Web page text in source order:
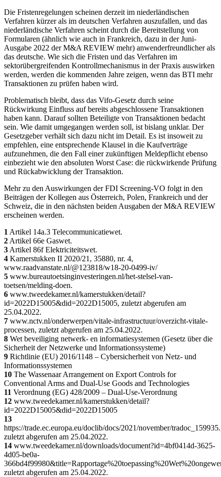
Die Fristenregelungen scheinen derzeit im niederländischen
Verfahren kürzer als im deutschen Verfahren auszufallen, und das
niederländische Verfahren scheint durch die Bereitstellung von
Formularen (ähnlich wie auch in Frankreich, dazu in der Juni-
Ausgabe 2022 der M&A REVIEW mehr) anwenderfreundlicher als
das deutsche. Wie sich die Fristen und das Verfahren im
sektorübergreifenden Kontrollmechanismus in der Praxis auswirken
werden, werden die kommenden Jahre zeigen, wenn das BTI mehr
Transaktionen zu prüfen haben wird.
Problematisch bleibt, dass das Vifo-Gesetz durch seine
Rückwirkung Einfluss auf bereits abgeschlossene Transaktionen
haben kann. Darauf sollten Beteiligte von Transaktionen bedacht
sein. Wie damit umgegangen werden soll, ist bislang unklar. Der
Gesetzgeber verhält sich dazu nicht im Detail. Es ist insoweit zu
empfehlen, eine entsprechende Klausel in die Kaufverträge
aufzunehmen, die den Fall einer zukünftigen Meldepflicht ebenso
einbezieht wie den absoluten Worst Case: die rückwirkende Prüfung
und Rückabwicklung der Transaktion.
Mehr zu den Auswirkungen der FDI Screening-VO folgt in den
Beiträgen der Kollegen aus Österreich, Polen, Frankreich und der
Schweiz, die in den nächsten beiden Ausgaben der M&A REVIEW
erscheinen werden.
1 Artikel 14a.3 Telecommunicatiewet.
2 Artikel 66e Gaswet.
3 Artikel 86f Elektriciteitswet.
4 Kamerstukken II 2020/21, 35880, nr. 4,
www.raadvanstate.nl/@123818/w18-20-0499-iv/
5 www.bureautoetsinginvesteringen.nl/het-stelsel-van-
toetsen/melding-doen.
6 www.tweedekamer.nl/kamerstukken/detail?
id=2022D15005&did=2022D15005, zuletzt abgerufen am
25.04.2022.
7 www.nctv.nl/onderwerpen/vitale-infrastructuur/overzicht-vitale-
processen, zuletzt abgerufen am 25.04.2022.
8 Wet beveiliging netwerk- en informatiesystemen (Gesetz über die
Sicherheit der Netzwerke und Informationssysteme)
9 Richtlinie (EU) 2016/1148 – Cybersicherheit von Netz- und
Informationssystemen
10 The Wassenaar Arrangement on Export Controls for
Conventional Arms and Dual-Use Goods and Technologies
11 Verordnung (EG) 428/2009 – Dual-Use-Verordnung
12 www.tweedekamer.nl/kamerstukken/detail?
id=2022D15005&did=2022D15005
13
https://trade.ec.europa.eu/doclib/docs/2021/november/
zuletzt abgerufen am 25.04.2022.
14 www.tweedekamer.nl/downloads/document?id=4bf0414d-3625-
4d05-be0a-
zuletzt abgerufen am 25.04.2022.